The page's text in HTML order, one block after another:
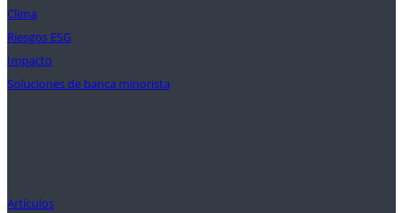
Clima
Riesgos ESG
Impacto
Soluciones de banca minorista
Artículos